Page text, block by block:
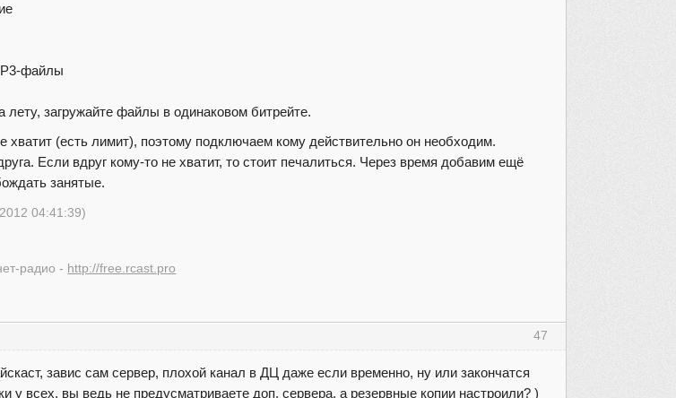
файлы
лету, загружайте файлы в одинаковом битрейте.
хватит (есть лимит), поэтому подключаем кому действительно он необходим.
Если вдруг кому-то не хватит, то стоит печалиться. Через время добавим ещё
занятые.
04:41:39)
радио - http://free.rcast.pro
47
завис сам сервер, плохой канал в ДЦ даже если временно, ну или закончатся
у всех, вы ведь не предусматриваете доп. сервера, а резервные копии настроили? )